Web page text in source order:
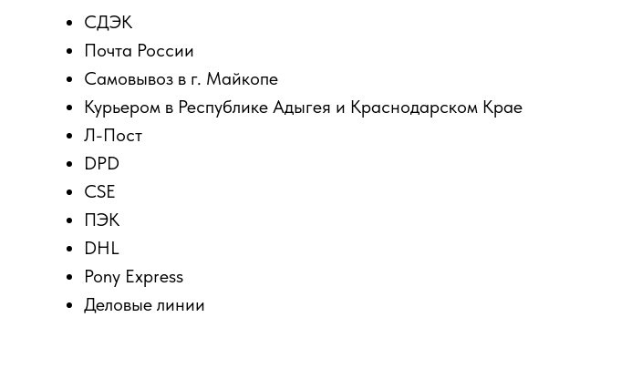
СДЭК
Почта России
Самовывоз в г. Майкопе
Курьером в Республике Адыгея и Краснодарском Крае
Л-Пост
DPD
CSE
ПЭК
DHL
Pony Express
Деловые линии